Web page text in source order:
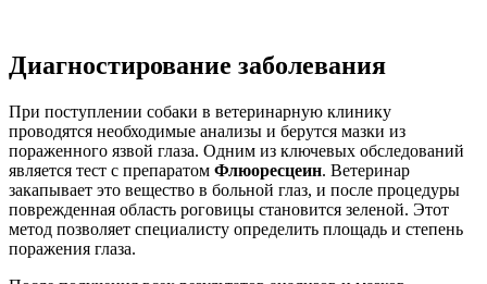
Диагностирование заболевания
При поступлении собаки в ветеринарную клинику
проводятся необходимые анализы и берутся мазки из
пораженного язвой глаза. Одним из ключевых обследований
является тест с препаратом Флюоресцеин. Ветеринар
закапывает это вещество в больной глаз, и после процедуры
поврежденная область роговицы становится зеленой. Этот
метод позволяет специалисту определить площадь и степень
поражения глаза.